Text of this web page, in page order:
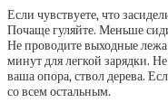
Если чувствуете, что
Почаще гуляйте. Меньше
Не проводите выходные лежа
минут для легкой зарядки.
ваша опора, ствол дерева.
со всем остальным.